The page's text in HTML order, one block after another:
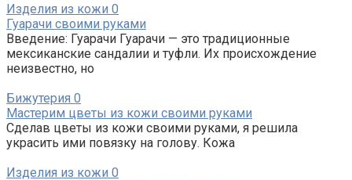
Изделия из кожи 0
Гуарачи своими руками
Введение: Гуарачи Гуарачи — это традиционные
мексиканские сандалии и туфли. Их происхождение
неизвестно, но
Бижутерия 0
Мастерим цветы из кожи своими руками
Сделав цветы из кожи своими руками, я решила
украсить ими повязку на голову. Кожа
Изделия из кожи 0